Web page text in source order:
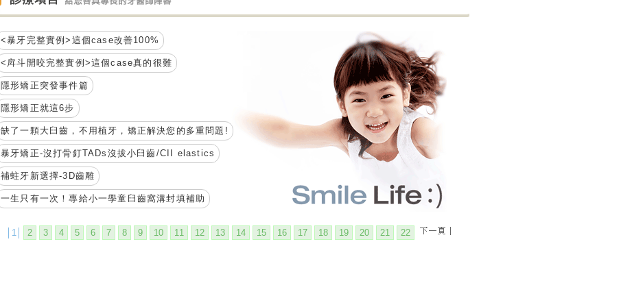
<暴牙完整實例>這個case改善100%
<戽斗開咬完整實例>這個case真的很難
隱形矯正突發事件篇
隱形矯正就這6步
缺了一顆大臼齒，不用植牙，矯正解決您的多重問題!
暴牙矯正-沒打骨釘TADs沒拔小臼齒/CII elastics
補蛀牙新選擇-3D齒雕
一生只有一次！專給小一學童臼齒窩溝封填補助
│1│ 2 3 4 5 6 7 8 9 10 11 12 13 14 15 16 17 18 19 20 21 22